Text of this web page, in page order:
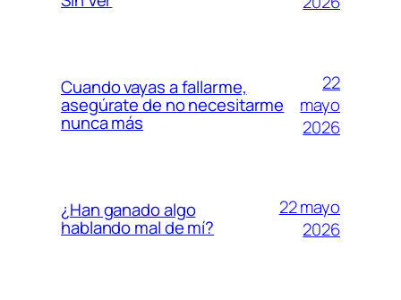
Cuando vayas a fallarme,
asegúrate de no necesitarme
nunca más
22
mayo
2026
¿Han ganado algo
hablando mal de mí?
22 mayo
2026